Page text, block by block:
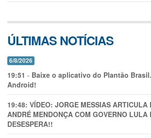
ÚLTIMAS NOTÍCIAS
6/8/2026
19:51 - Baixe o aplicativo do Plantão
Android!
19:48: VÍDEO: JORGE MESSIAS ARTICULA
ANDRÉ MENDONÇA COM GOVERNO LULA
DESESPERA!!